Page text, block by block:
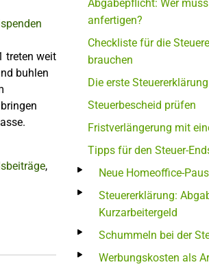
treten weit
buhlen
,
Abgabepflicht: Wer
anfertigen?
Checkliste für die
brauchen
Die erste
Steuerbescheid prüfen
Fristverlängerung mit
Tipps für den Steuer-
Neue Homeoffice-
Steuererklärung:
Kurzarbeitergeld
Schummeln bei der
Werbungskosten als